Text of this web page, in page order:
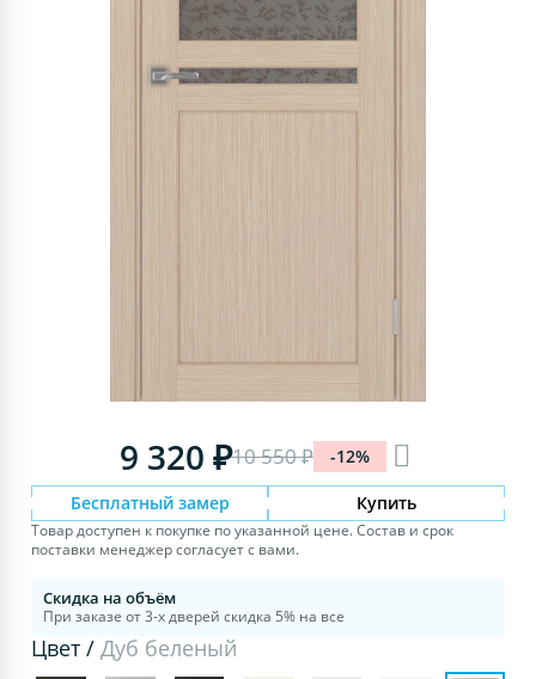
9 320 ₽10 550 ₽ -12%
Бесплатный замер Купить
Товар доступен к покупке по указанной цене. Состав и срок
поставки менеджер согласует с вами.
Скидка на объём
При заказе от 3-х дверей скидка 5% на все
Цвет /Дуб беленый